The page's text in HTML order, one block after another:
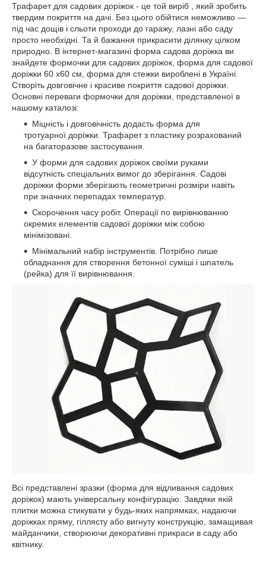
Трафарет для садових доріжок - це той виріб , який зробить
твердим покриття на дачі. Без цього обійтися неможливо —
під час дощів і сльоти проходи до гаражу, лазні або саду
просто необхідні. Та й бажання прикрасити ділянку цілком
природно. В інтернет-магазині форма садова доріжка ви
знайдете формочки для садових доріжок, форма для садової
доріжки 60 х60 см, форма для стежки вироблені в Україні.
Створіть довговічне і красиве покриття садової доріжки.
Основні переваги формочки для доріжки, представленої в
нашому каталозі:
Міцність і довговічність додасть форма для
тротуарної доріжки. Трафарет з пластику розрахований
на багаторазове застосування.
У форми для садових доріжок своїми руками
відсутність спеціальних вимог до зберігання. Садові
доріжки форми зберігають геометричні розміри навіть
при значних перепадах температур.
Скорочення часу робіт. Операції по вирівнюванню
окремих елементів садової доріжки між собою
мінімізовані.
Мінімальний набір інструментів. Потрібно лише
обладнання для створення бетонної суміші і шпатель
(рейка) для її вирівнювання.
Всі представлені зразки (форма для відливання садових
доріжок) мають універсальну конфігурацію. Завдяки якій
плитки можна стикувати у будь-яких напрямках, надаючи
доріжках пряму, гіллясту або вигнуту конструкцію, замащивая
майданчики, створюючи декоративні прикраси в саду або
квітнику.